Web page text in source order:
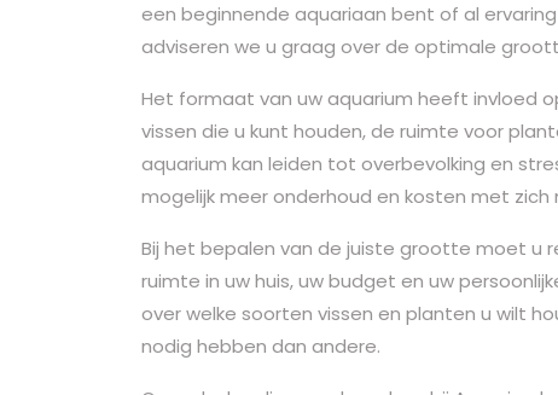
een beginnende aquariaan bent of al
adviseren we u graag over de optimale
Het formaat van uw aquarium heeft invloed
vissen die u kunt houden, de ruimte voor
aquarium kan leiden tot overbevolking en
mogelijk meer onderhoud en kosten met
Bij het bepalen van de juiste grootte moet u
ruimte in uw huis, uw budget en uw
over welke soorten vissen en planten u wilt
nodig hebben dan andere.